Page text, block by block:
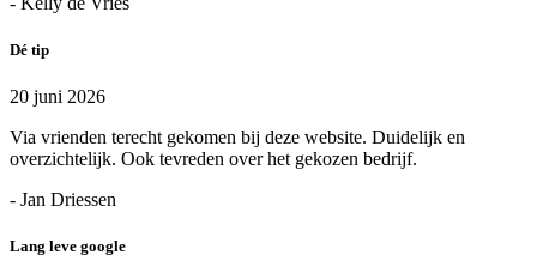
Dé tip
20 juni 2026
Via vrienden terecht gekomen bij deze website. Duidelijk en
overzichtelijk. Ook tevreden over het gekozen bedrijf.
- Jan Driessen
Lang leve google